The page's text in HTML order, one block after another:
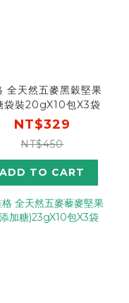
全天然五麥黑穀堅果
袋裝20gX10包X3袋
NT$329
NT$450
ADD TO CART